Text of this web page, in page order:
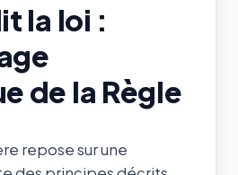
la loi :
de la Règle
repose sur une